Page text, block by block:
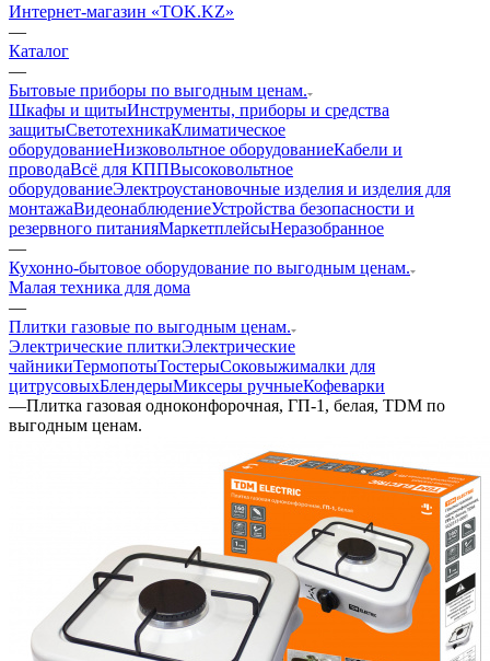
Интернет-магазин «TOK.KZ»
—
Каталог
—
Бытовые приборы по выгодным ценам.
Шкафы и щитыИнструменты, приборы и средства
защитыСветотехникаКлиматическое
оборудованиеНизковольтное оборудованиеКабели и
проводаВсё для КППВысоковольтное
оборудованиеЭлектроустановочные изделия и изделия для
монтажаВидеонаблюдениеУстройства безопасности и
резервного питанияМаркетплейсыНеразобранное
—
Кухонно-бытовое оборудование по выгодным ценам.
Малая техника для дома
—
Плитки газовые по выгодным ценам.
Электрические плиткиЭлектрические
чайникиТермопотыТостерыСоковыжималки для
цитрусовыхБлендерыМиксеры ручныеКофеварки
—Плитка газовая одноконфорочная, ГП-1, белая, TDM по
выгодным ценам.